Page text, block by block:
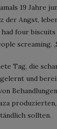
19 Jahre
der Angst,
four
screaming.
Tag, die
und
produzierten,
sollten.